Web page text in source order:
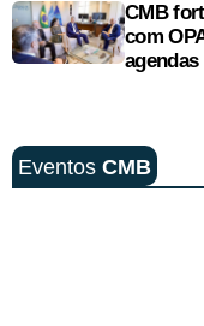
CMB
com
Eventos CMB